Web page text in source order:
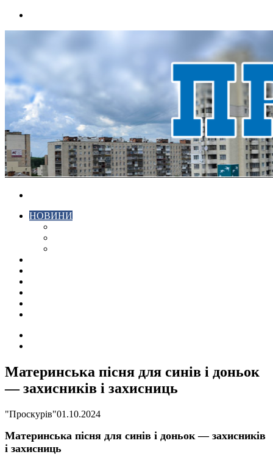
НОВИНИ
Материнська пісня для синів і доньок
— захисників і захисниць
"Проскурів"01.10.2024
Материнська пісня для синів і доньок — захисників
і захисниць